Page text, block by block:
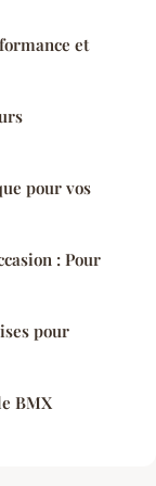
et
pour vos
: Pour
pour
BMX